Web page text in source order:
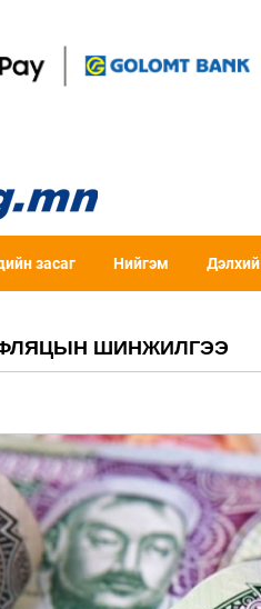
засаг Нийгэм Дэлхий
ШИНЖИЛГЭЭ